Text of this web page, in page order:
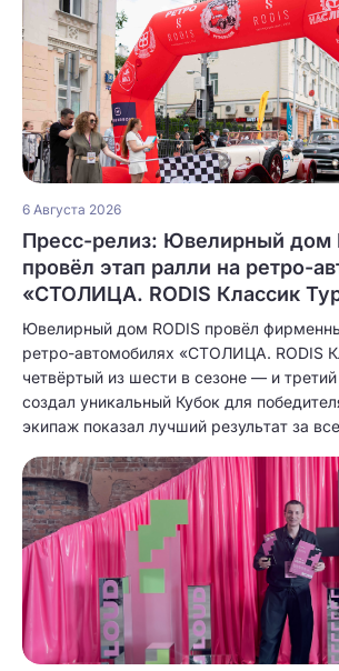
6 Августа 2026
Пресс-релиз: Ювелирный дом
провёл этап ралли на ретро-
«СТОЛИЦА. RODIS Классик
Ювелирный дом RODIS провёл
ретро-автомобилях «СТОЛИЦА. RODIS
четвёртый из шести в сезоне — и
создал уникальный Кубок для
экипаж показал лучший результат за